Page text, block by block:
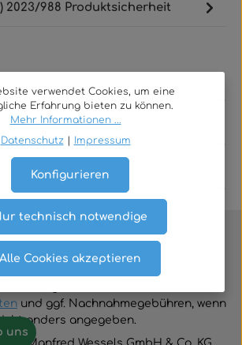
2023/988 Produktsicherheit
Vertrag widerrufen
und ggf. Nachnahmegebühren, wenn
anders angegeben.
uns
verwendet Cookies, um eine
Erfahrung bieten zu können.
Mehr Informationen ...
Datenschutz
Impressum
technisch notwendige
Konfigurieren
Alle Cookies akzeptieren